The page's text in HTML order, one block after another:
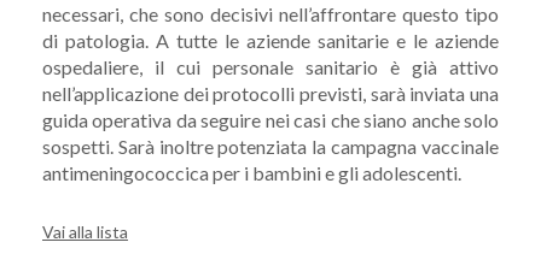
necessari, che sono decisivi nell’affrontare questo tipo
di patologia. A tutte le aziende sanitarie e le aziende
ospedaliere, il cui personale sanitario è già attivo
nell’applicazione dei protocolli previsti, sarà inviata una
guida operativa da seguire nei casi che siano anche solo
sospetti. Sarà inoltre potenziata la campagna vaccinale
antimeningococcica per i bambini e gli adolescenti.
Vai alla lista